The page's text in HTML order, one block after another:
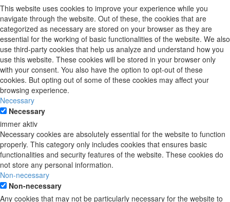
This website uses cookies to improve your experience while you
navigate through the website. Out of these, the cookies that are
categorized as necessary are stored on your browser as they are
essential for the working of basic functionalities of the website. We also
use third-party cookies that help us analyze and understand how you
use this website. These cookies will be stored in your browser only
with your consent. You also have the option to opt-out of these
cookies. But opting out of some of these cookies may affect your
browsing experience.
Necessary
Necessary
immer aktiv
Necessary cookies are absolutely essential for the website to function
properly. This category only includes cookies that ensures basic
functionalities and security features of the website. These cookies do
not store any personal information.
Non-necessary
Non-necessary
Any cookies that may not be particularly necessary for the website to